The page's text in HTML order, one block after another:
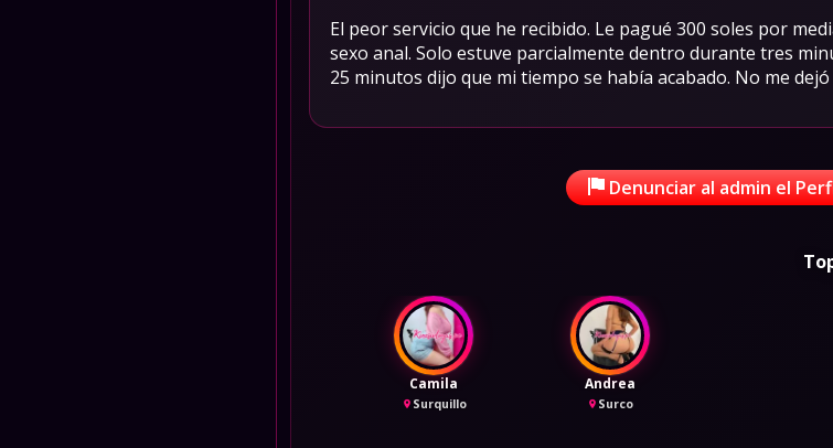
El peor servicio que he recibido. Le pagué 300 soles por
sexo anal. Solo estuve parcialmente dentro durante tres
25 minutos dijo que mi tiempo se había acabado. No me
Denunciar al admin el
Camila
Surquillo
Andrea
Surco